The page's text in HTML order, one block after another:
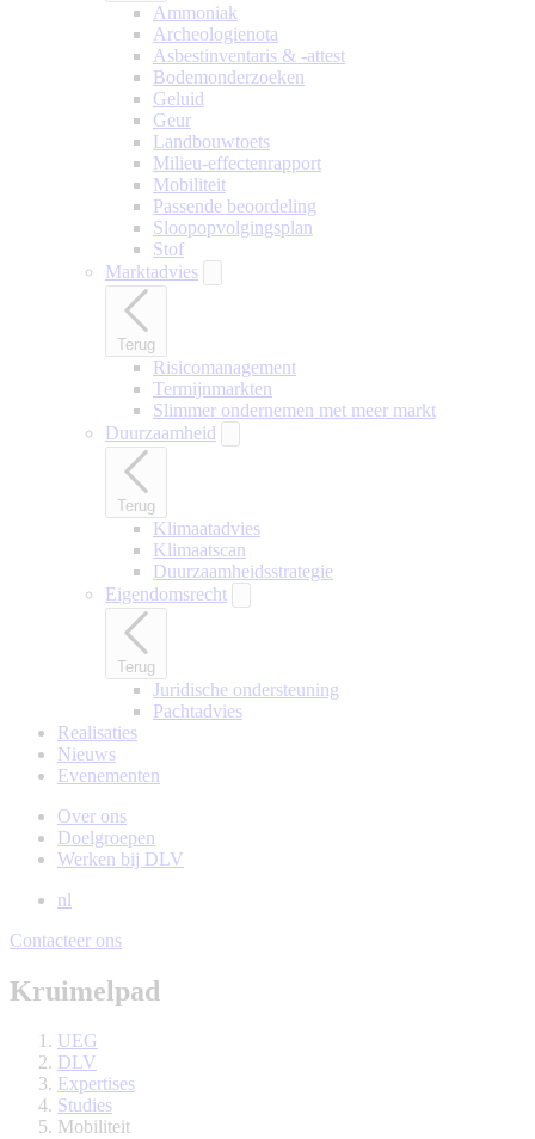
Ammoniak
Archeologienota
Asbestinventaris & -attest
Bodemonderzoeken
Geluid
Geur
Landbouwtoets
Milieu-effectenrapport
Mobiliteit
Passende beoordeling
Sloopopvolgingsplan
Stof
Marktadvies
Terug
Risicomanagement
Termijnmarkten
Slimmer ondernemen met meer markt
Duurzaamheid
Terug
Klimaatadvies
Klimaatscan
Duurzaamheidsstrategie
Eigendomsrecht
Terug
Juridische ondersteuning
Pachtadvies
Realisaties
Nieuws
Evenementen
Over ons
Doelgroepen
Werken bij DLV
nl
Contacteer ons
Kruimelpad
UEG
DLV
Expertises
Studies
Mobiliteit